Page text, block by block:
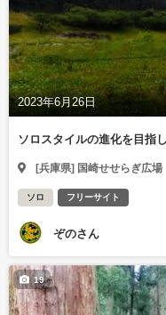
2023年6月26日
ソロスタイルの進化を目指
[兵庫県] 国崎せせらぎ広場
ソロ フリーサイト
ぞのさん
19